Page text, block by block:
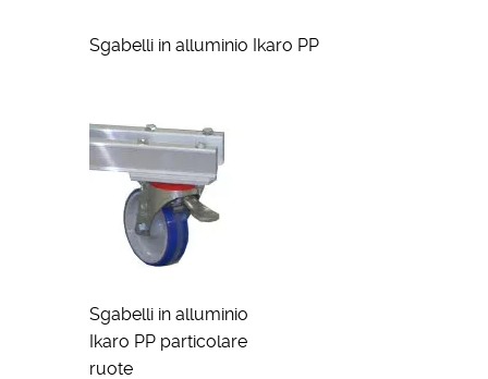
Sgabelli in alluminio Ikaro PP
Sgabelli in alluminio
Ikaro PP particolare
ruote